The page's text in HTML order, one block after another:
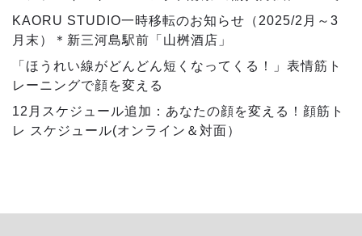
KAORU STUDIO一時移転のお知らせ（2025/2月～3
月末）＊新三河島駅前「山桝酒店」
「ほうれい線がどんどん短くなってくる！」表情筋ト
レーニングで顔を変える
12月スケジュール追加：あなたの顔を変える！顔筋ト
レ スケジュール(オンライン＆対面）